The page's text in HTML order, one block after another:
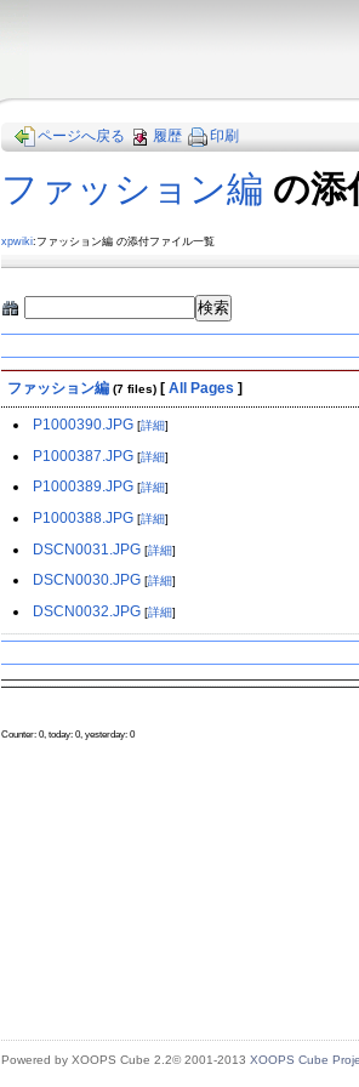
ページへ戻る 履歴 印刷
ファッション編 の添
xpwiki:ファッション編 の添付ファイル一覧
ファッション編(7 files)[ All Pages ]
P1000390.JPG [詳細]
P1000387.JPG [詳細]
P1000389.JPG [詳細]
P1000388.JPG [詳細]
DSCN0031.JPG [詳細]
DSCN0030.JPG [詳細]
DSCN0032.JPG [詳細]
Counter: 0, today: 0, yesterday: 0
Powered by XOOPS Cube 2.2© 2001-2013 XOOPS Cube